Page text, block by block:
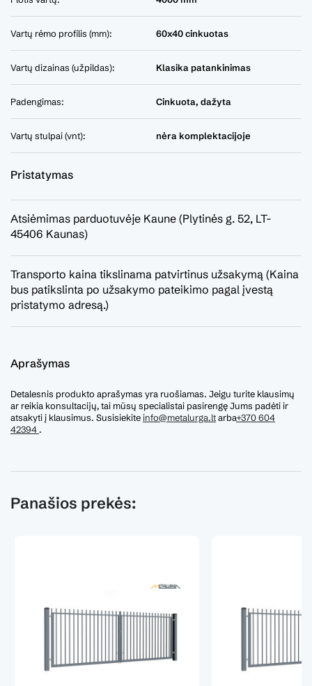
Aprašymas
Detalesnis produkto aprašymas yra ruošiamas. Jeigu turite klausimų
ar reikia konsultacijų, tai mūsų specialistai pasirengę Jums padėti ir
atsakyti į klausimus. Susisiekiteinfo@metalurga.ltarba+370 604
42394 .
Vartų rėmo profilis (mm): 60x40 cinkuotas
Vartų dizainas (užpildas): Klasika patankinimas
Padengimas: Cinkuota, dažyta
Vartų stulpai (vnt): nėra komplektacijoje
Pristatymas
Atsiėmimas parduotuvėje Kaune (Plytinės g. 52, LT-
45406 Kaunas)
Transporto kaina tikslinama patvirtinus užsakymą (Kaina
bus patikslinta po užsakymo pateikimo pagal įvestą
pristatymo adresą.)
Panašios prekės: